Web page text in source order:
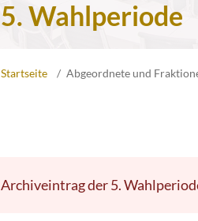
5. Wahlperiode
Startseite Abgeordnete und
Archiveintrag der 5.